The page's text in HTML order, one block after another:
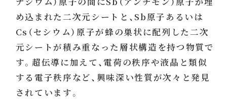
め込まれた二次元シートと、Sb原子あるいは
Cs（セシウム）原子が蜂の巣状に配列した二次
元シートが積み重なった層状構造を持つ物質で
す。超伝導に加えて、電荷の秩序や液晶と類似
する電子秩序など、興味深い性質が次々と発見
されています。